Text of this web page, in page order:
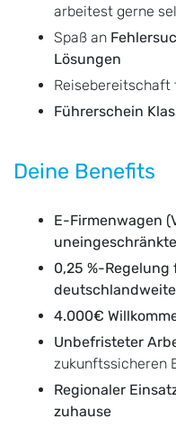
arbeitest gerne
Spaß an
Lösungen
Reisebereitschaft
Führerschein
Deine Benefits
E-Firmenwagen
0,25 %-
4.000€
Unbefristeter
zukunftssicheren
Regionaler
zuhause